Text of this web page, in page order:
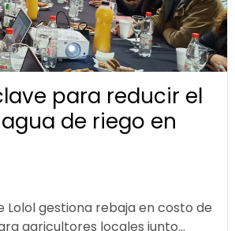
para reducir el
de riego en
Lolol gestiona rebaja en costo de
agricultores locales junto...